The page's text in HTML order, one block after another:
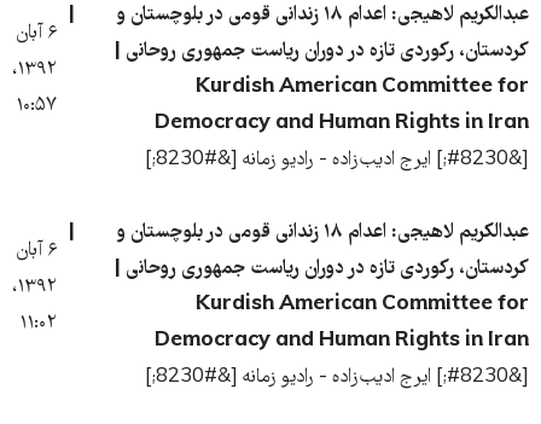
عبدالکریم لاهیجی: اعدام ۱۸ زندانی قومی در بلوچستان و
کردستان، رکوردی تازه در دوران ریاست جمهوری روحانی |
Kurdish American Committee for
Democracy and Human Rights in Iran
۶ آبان
۱۳۹۲،
۱۰:۵۷
[&#8230;] ایرج ادیب‌زاده - رادیو زمانه [&#8230;]
عبدالکریم لاهیجی: اعدام ۱۸ زندانی قومی در بلوچستان و
کردستان، رکوردی تازه در دوران ریاست جمهوری روحانی |
Kurdish American Committee for
Democracy and Human Rights in Iran
۶ آبان
۱۳۹۲،
۱۱:۰۲
[&#8230;] ایرج ادیب‌زاده - رادیو زمانه [&#8230;]